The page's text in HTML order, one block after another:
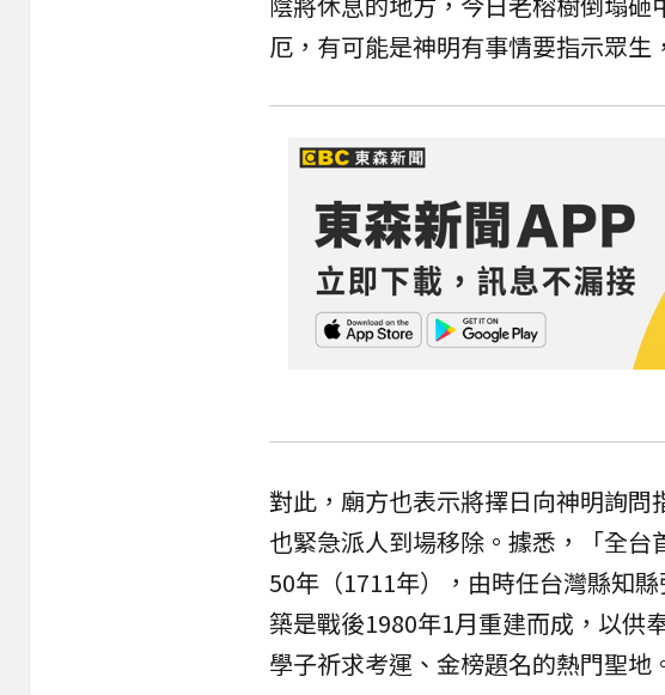
厄，有可能是神明有事情要指示眾生
對此，廟方也表示將擇日向神明詢
也緊急派人到場移除。據悉，「全
50年（1711年），由時任台灣縣知
築是戰後1980年1月重建而成，以供
學子祈求考運、金榜題名的熱門聖地